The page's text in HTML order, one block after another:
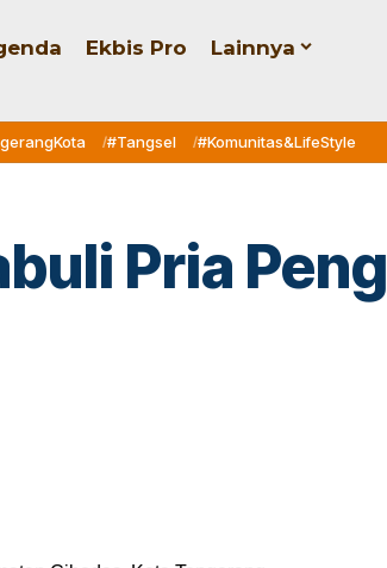
Ekbis Pro Lainnya
#Tangsel #Komunitas&LifeStyle
Pria